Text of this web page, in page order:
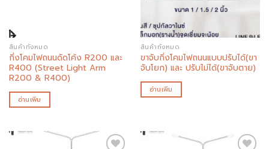
สินค้าทั้งหมด
กิ่งโคมไฟถนนดัดโค้ง R200 และ
R400 (Street Light Arm
R200 & R400)
อ่านเพิ่ม
สินค้าทั้งหมด
ขาจับกิ่งโคมไฟถนนแบบปรับได้(ขา
จับโยก) และ ปรับไม่ได้(ขาจับตาย)
อ่านเพิ่ม